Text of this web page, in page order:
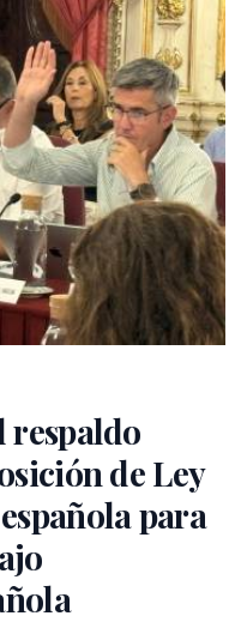
respaldo
de Ley
para